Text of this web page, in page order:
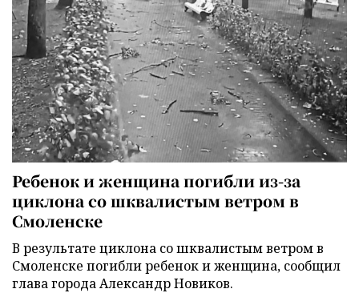
Ребенок и женщина погибли из-за
циклона со шквалистым ветром в
Смоленске
В результате циклона со шквалистым ветром в
Смоленске погибли ребенок и женщина, сообщил
глава города Александр Новиков.